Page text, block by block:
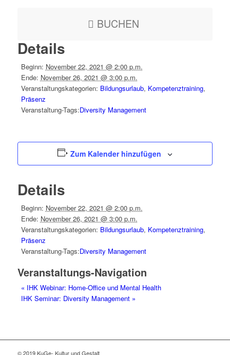
BUCHEN
Details
Beginn: November 22, 2021 @ 2:00 p.m.
Ende: November 26, 2021 @ 3:00 p.m.
Veranstaltungskategorien: Bildungsurlaub, Kompetenztraining,
Präsenz
Veranstaltung-Tags:Diversity Management
Zum Kalender hinzufügen
Details
Beginn: November 22, 2021 @ 2:00 p.m.
Ende: November 26, 2021 @ 3:00 p.m.
Veranstaltungskategorien: Bildungsurlaub, Kompetenztraining,
Präsenz
Veranstaltung-Tags:Diversity Management
Veranstaltungs-Navigation
« IHK Webinar: Home-Office und Mental Health
IHK Seminar: Diversity Management »
© 2019 KuGe- Kultur und Gestalt